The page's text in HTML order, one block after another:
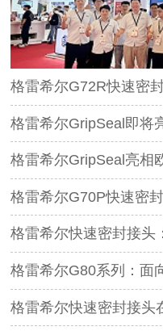
格雷希尔G72R快速密封接
格雷希尔GripSeal即将亮相AMTS
格雷希尔GripSeal亮相欧洲行业盛会
格雷希尔G70P快速密封接头
格雷希尔快速密封接头：高效
格雷希尔G80系列：面向制动
格雷希尔快速密封接头在新能